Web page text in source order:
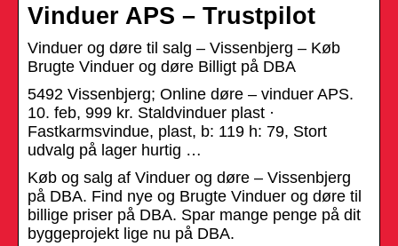
Vinduer APS – Trustpilot
Vinduer og døre til salg – Vissenbjerg – Køb
Brugte Vinduer og døre Billigt på DBA
5492 Vissenbjerg; Online døre – vinduer APS.
10. feb, 999 kr. Staldvinduer plast ·
Fastkarmsvindue, plast, b: 119 h: 79, Stort
udvalg på lager hurtig …
Køb og salg af Vinduer og døre – Vissenbjerg
på DBA. Find nye og Brugte Vinduer og døre til
billige priser på DBA. Spar mange penge på dit
byggeprojekt lige nu på DBA.